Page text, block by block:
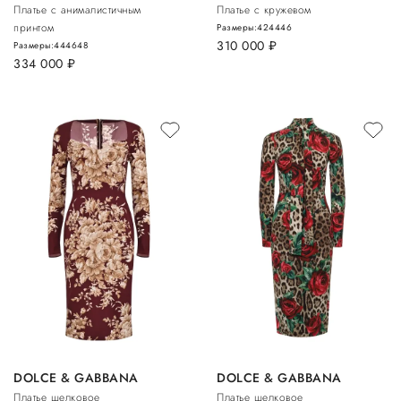
Платье с анималистичным
принтом
334 000 руб.
Размеры:444648
Платье с кружевом
310 000 руб.
Размеры:424446
DOLCE & GABBANA
Платье шелковое
DOLCE & GABBANA
Платье шелковое